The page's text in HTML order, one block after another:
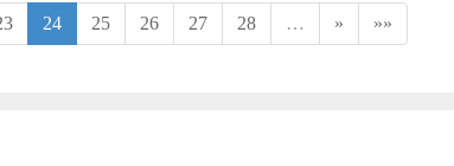
24 25 26 27 28 … » »»